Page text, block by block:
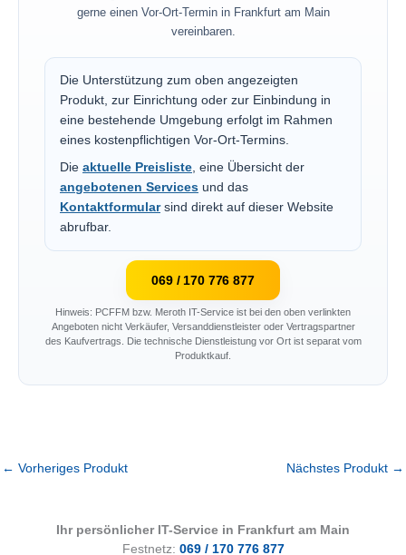
gerne einen Vor-Ort-Termin in Frankfurt am Main
vereinbaren.
Die Unterstützung zum oben angezeigten
Produkt, zur Einrichtung oder zur Einbindung in
eine bestehende Umgebung erfolgt im Rahmen
eines kostenpflichtigen Vor-Ort-Termins.
Die aktuelle Preisliste , eine Übersicht der
angebotenen Services und das
Kontaktformularsind direkt auf dieser Website
abrufbar.
069 / 170 776 877
Hinweis: PCFFM bzw. Meroth IT-Service ist bei den oben verlinkten
Angeboten nicht Verkäufer, Versanddienstleister oder Vertragspartner
des Kaufvertrags. Die technische Dienstleistung vor Ort ist separat vom
Produktkauf.
← Vorheriges Produkt Nächstes Produkt →
Ihr persönlicher IT-Service in Frankfurt am Main
Festnetz: 069 / 170 776 877